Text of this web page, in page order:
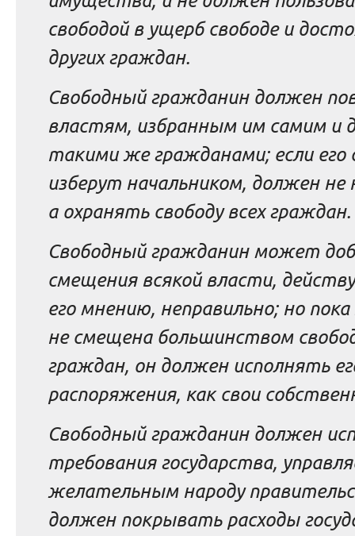
свободой в ущерб свободе и
других граждан.
Свободный гражданин должен
властям, избранным им самим и
такими же гражданами; если его
изберут начальником, должен
а охранять свободу всех граждан.
Свободный гражданин может
смещения всякой власти,
его мнению, неправильно; но
не смещена большинством
граждан, он должен исполнять
распоряжения, как свои
Свободный гражданин должен
требования государства,
желательным народу
должен покрывать расходы